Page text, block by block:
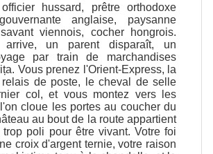
hussard, prêtre orthodoxe
anglaise, paysanne
viennois, cocher hongrois.
arrive, un parent disparaît, un
par train de marchandises
Vous prenez l'Orient-Express, la
de poste, le cheval de selle
col, et vous montez vers les
cloue les portes au coucher du
au bout de la route appartient
poli pour être vivant. Votre foi
croix d'argent ternie, votre raison